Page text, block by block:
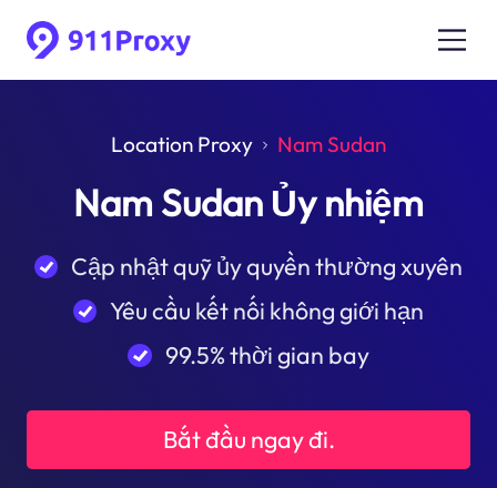
Location Proxy Nam Sudan
Nam Sudan Ủy nhiệm
Cập nhật quỹ ủy quyền thường xuyên
Yêu cầu kết nối không giới hạn
99.5% thời gian bay
Bắt đầu ngay đi.